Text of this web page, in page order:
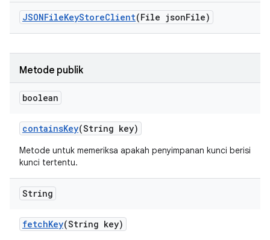
JSONFileKeyStoreClient(File jsonFile)
Metode publik
boolean
containsKey(String key)
Metode untuk memeriksa apakah penyimpanan kunci berisi
kunci tertentu.
String
fetchKey(String key)